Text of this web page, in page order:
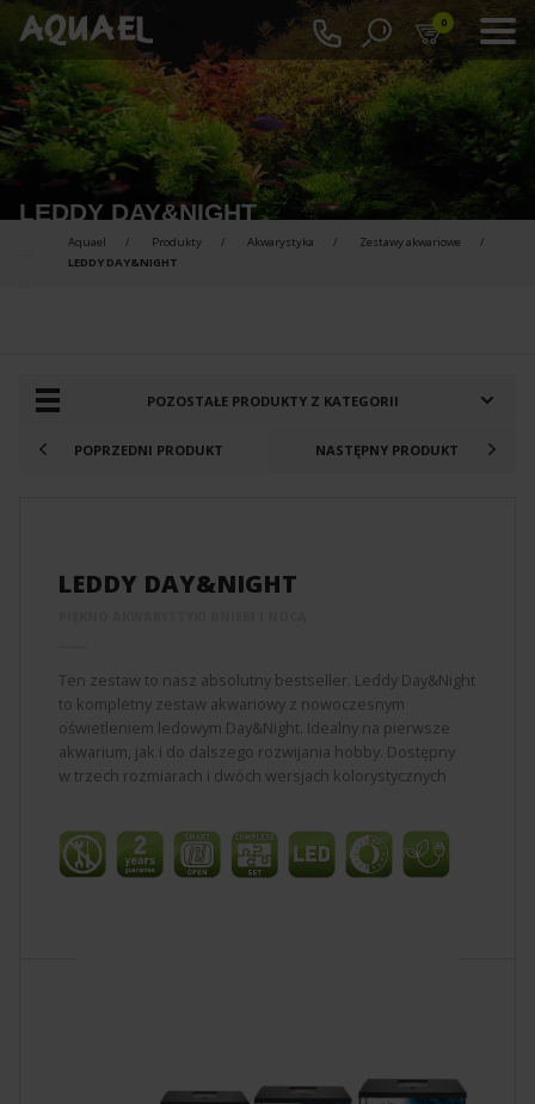
0
LEDDY DAY&NIGHT
Aquael Produkty Akwarystyka
Zestawy akwariowe
LEDDY DAY&NIGHT
PRODUKTY DO PORÓWNANIA :
POZOSTAŁE PRODUKTY Z KATEGORII
POPRZEDNI PRODUKT NASTĘPNY PRODUKT
LEDDY DAY&NIGHT
Ten zestaw to nasz absolutny bestseller. Leddy Day&Night
to kompletny zestaw akwariowy z nowoczesnym
oświetleniem ledowym Day&Night. Idealny na pierwsze
akwarium, jak i do dalszego rozwijania hobby. Dostępny
w trzech rozmiarach i dwóch wersjach kolorystycznych